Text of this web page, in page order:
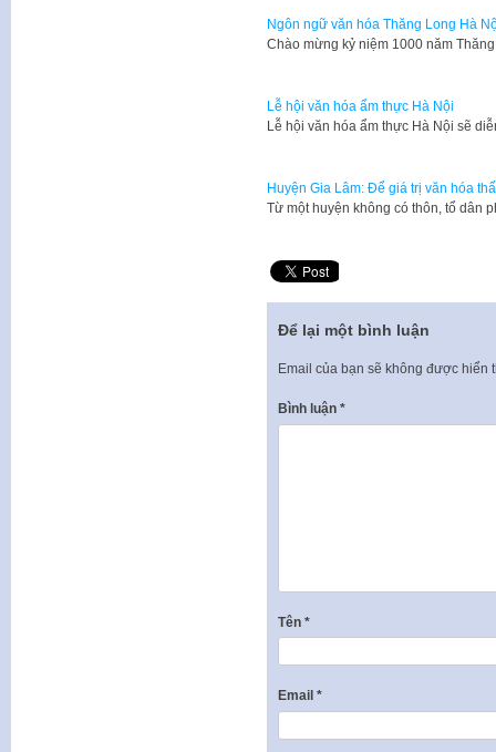
Ngôn ngữ văn hóa Thăng Long Hà
​Chào mừng kỷ niệm 1000 năm
Lễ hội văn hóa ẩm thực Hà Nội
Lễ hội văn hóa ẩm thực Hà Nội sẽ
Huyện Gia Lâm: Để giá trị văn hóa
Từ một huyện không có thôn, tổ dân
Để lại một bình luận
Email của bạn sẽ không được hiển
Bình luận *
Tên *
Email *